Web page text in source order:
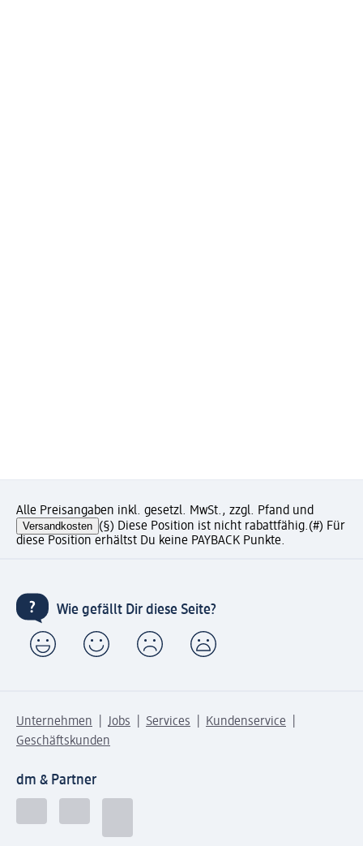
Alle Preisangaben inkl. gesetzl. MwSt., zzgl. Pfand und
Versandkosten (§) Diese Position ist nicht rabattfähig.(#) Für
diese Position erhältst Du keine PAYBACK Punkte.
Wie gefällt Dir diese Seite?
Unternehmen Jobs Services
Kundenservice
Geschäftskunden
dm & Partner